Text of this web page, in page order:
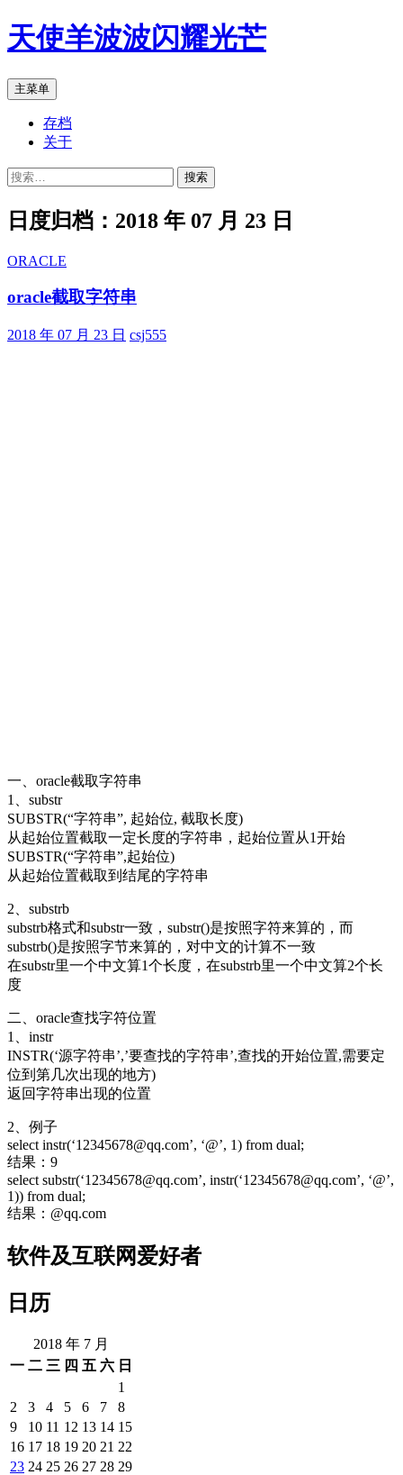
跳
至
文
天使羊波波闪耀光芒
搜
索
主菜单
存档
关于
搜
日度归档：2018 年 07 月 23 日
ORACLE
oracle截取字符串
2018 年 07 月 23 日 csj555
一、oracle截取字符串
1、substr
SUBSTR(“字符串”, 起始位, 截取长度)
从起始位置截取一定长度的字符串，起始位置从1开始
SUBSTR(“字符串”,起始位)
从起始位置截取到结尾的字符串
2、substrb
substrb格式和substr一致，substr()是按照字符来算的，而
substrb()是按照字节来算的，对中文的计算不一致
在substr里一个中文算1个长度，在substrb里一个中文算2个长
度
二、oracle查找字符位置
1、instr
INSTR(‘源字符串’,’要查找的字符串’,查找的开始位置,需要定
位到第几次出现的地方)
返回字符串出现的位置
2、例子
select instr(‘12345678@qq.com’, ‘@’, 1) from dual;
结果：9
select substr(‘12345678@qq.com’, instr(‘12345678@qq.com’, ‘@’,
1)) from dual;
结果：@qq.com
软件及互联网爱好者
日历
2018 年 7 月
一 二 三 四 五 六 日
1
2
3 4 5 6 7
8
9
10 11 12 13 14 15
16 17 18 19 20 21 22
23 24 25 26 27 28 29